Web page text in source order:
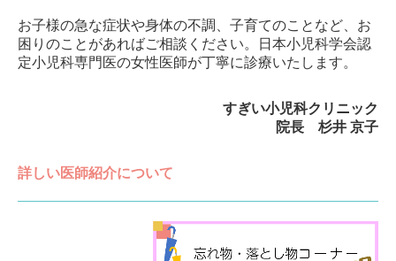
お子様の急な症状や身体の不調、子育てのことなど、お
困りのことがあればご相談ください。日本小児科学会認
定小児科専門医の女性医師が丁寧に診療いたします。
すぎい小児科クリニック
院長 杉井 京子
詳しい医師紹介について